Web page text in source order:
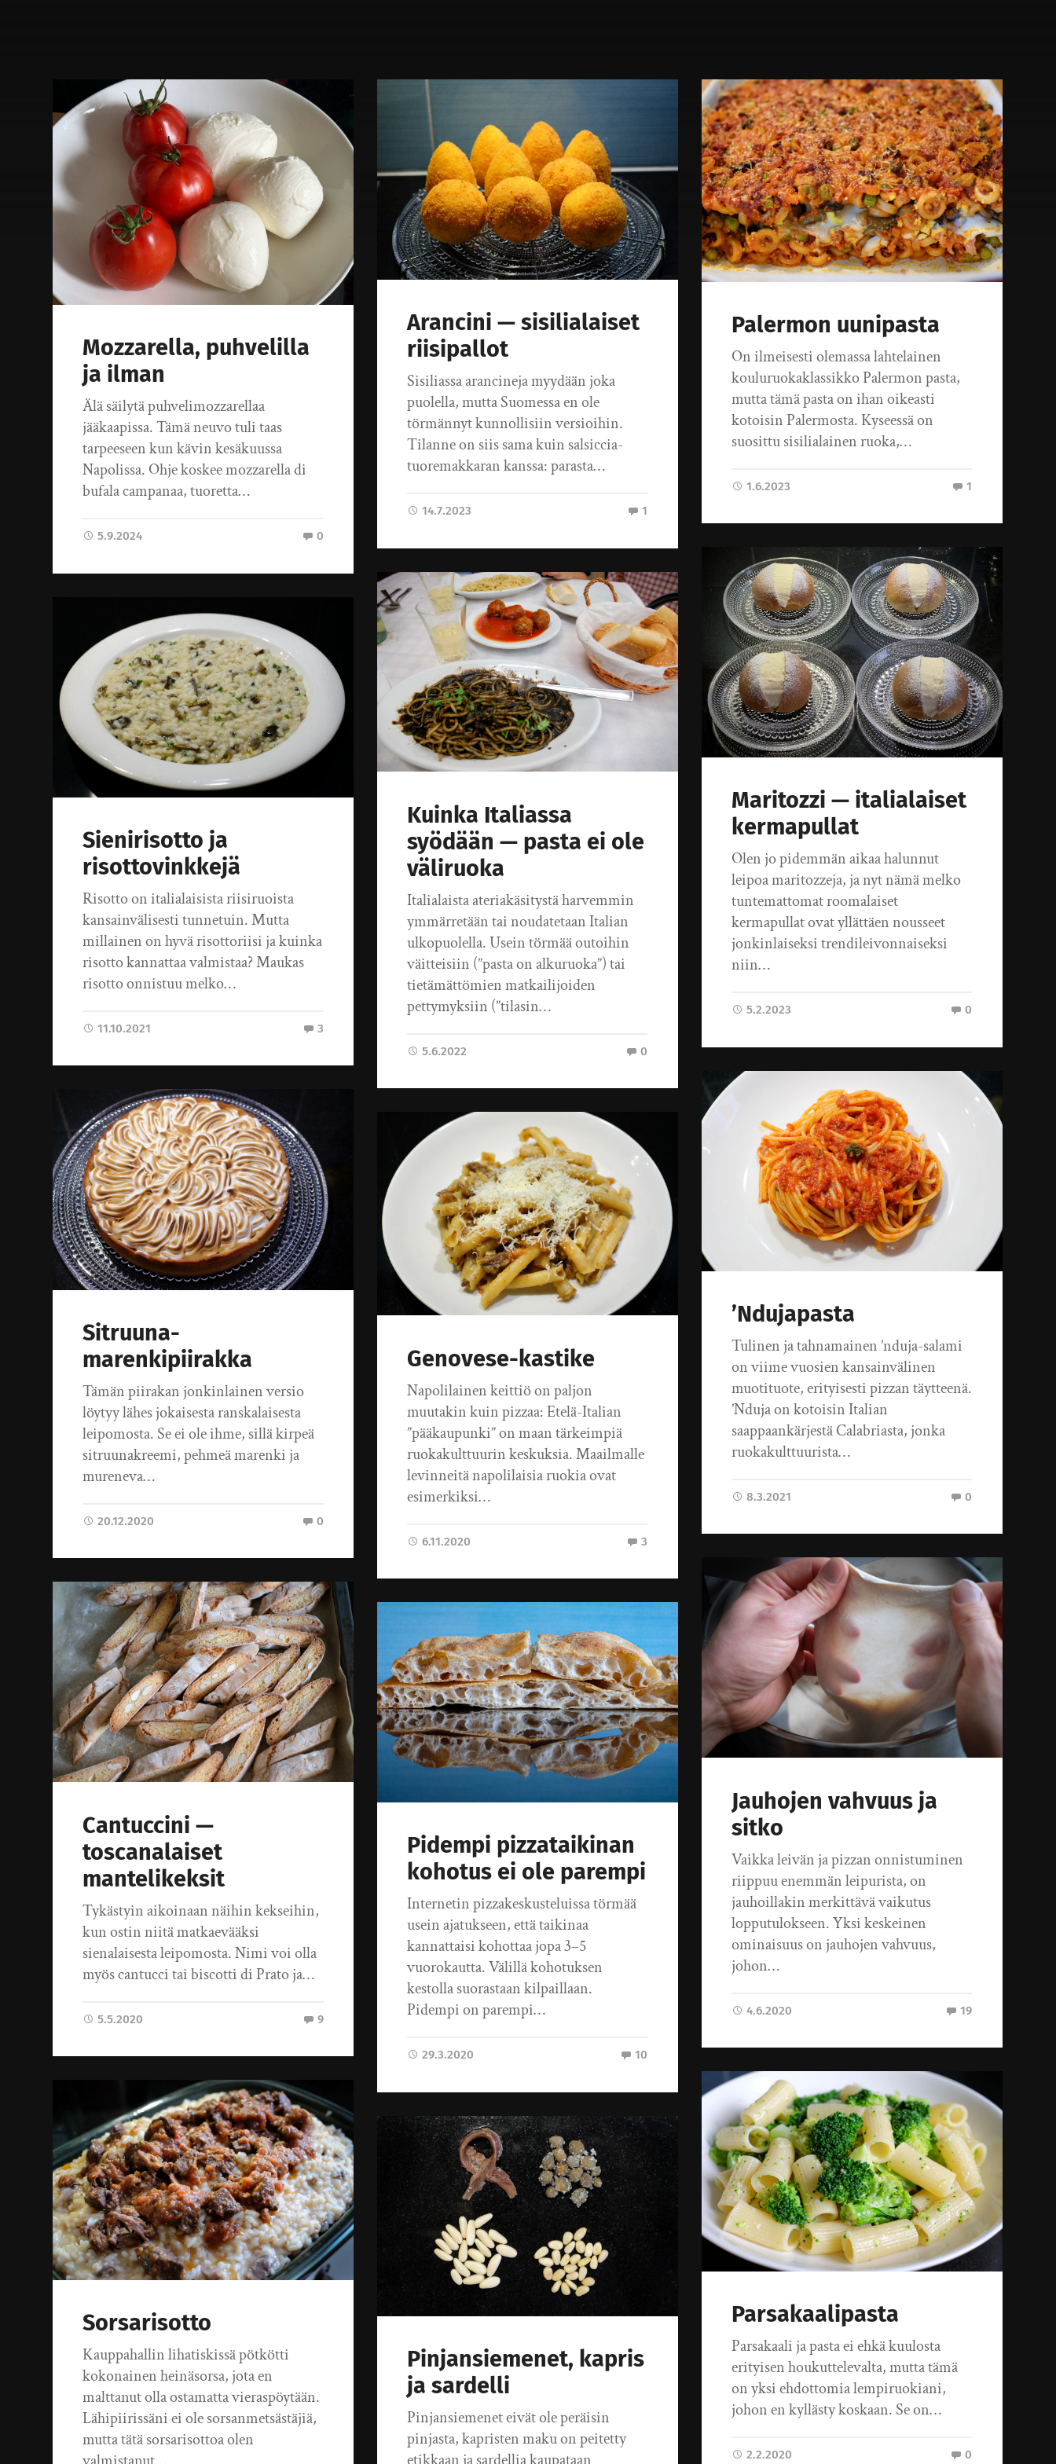
Mozzarella, puhvelilla
ja ilman
Älä säilytä puhvelimozzarellaa
jääkaapissa. Tämä neuvo tuli taas
tarpeeseen kun kävin kesäkuussa
Napolissa. Ohje koskee mozzarella di
bufala campanaa, tuoretta…
5.9.2024 0
Arancini — sisilialaiset
riisipallot
Sisiliassa arancineja myydään joka
puolella, mutta Suomessa en ole
törmännyt kunnollisiin versioihin.
Tilanne on siis sama kuin salsiccia-
tuoremakkaran kanssa: parasta…
14.7.2023 1
Palermon uunipasta
On ilmeisesti olemassa lahtelainen
kouluruokaklassikko Palermon pasta,
mutta tämä pasta on ihan oikeasti
kotoisin Palermosta. Kyseessä on
suosittu sisilialainen ruoka,…
1.6.2023 1
Maritozzi — italialaiset
kermapullat
Olen jo pidemmän aikaa halunnut
leipoa maritozzeja, ja nyt nämä melko
tuntemattomat roomalaiset
kermapullat ovat yllättäen nousseet
jonkinlaiseksi trendileivonnaiseksi
niin…
5.2.2023 0
Kuinka Italiassa
syödään — pasta ei ole
väliruoka
Italialaista ateriakäsitystä harvemmin
ymmärretään tai noudatetaan Italian
ulkopuolella. Usein törmää outoihin
väitteisiin (”pasta on alkuruoka”) tai
tietämättömien matkailijoiden
pettymyksiin (”tilasin…
5.6.2022 0
Sienirisotto ja
risottovinkkejä
Risotto on italialaisista riisiruoista
kansainvälisesti tunnetuin. Mutta
millainen on hyvä risottoriisi ja kuinka
risotto kannattaa valmistaa? Maukas
risotto onnistuu melko…
11.10.2021 3
’Ndujapasta
Tulinen ja tahnamainen ’nduja-salami
on viime vuosien kansainvälinen
muotituote, erityisesti pizzan täytteenä.
’Nduja on kotoisin Italian
saappaankärjestä Calabriasta, jonka
ruokakulttuurista…
8.3.2021 0
Sitruuna-
marenkipiirakka
Tämän piirakan jonkinlainen versio
löytyy lähes jokaisesta ranskalaisesta
leipomosta. Se ei ole ihme, sillä kirpeä
sitruunakreemi, pehmeä marenki ja
mureneva…
20.12.2020 0
Genovese-kastike
Napolilainen keittiö on paljon
muutakin kuin pizzaa: Etelä-Italian
”pääkaupunki” on maan tärkeimpiä
ruokakulttuurin keskuksia. Maailmalle
levinneitä napolilaisia ruokia ovat
esimerkiksi…
6.11.2020 3
Jauhojen vahvuus ja
sitko
Vaikka leivän ja pizzan onnistuminen
riippuu enemmän leipurista, on
jauhoillakin merkittävä vaikutus
lopputulokseen. Yksi keskeinen
ominaisuus on jauhojen vahvuus,
johon…
4.6.2020 19
Cantuccini —
toscanalaiset
mantelikeksit
Tykästyin aikoinaan näihin kekseihin,
kun ostin niitä matkaevääksi
sienalaisesta leipomosta. Nimi voi olla
myös cantucci tai biscotti di Prato ja…
5.5.2020 9
Pidempi pizzataikinan
kohotus ei ole parempi
Internetin pizzakeskusteluissa törmää
usein ajatukseen, että taikinaa
kannattaisi kohottaa jopa 3–5
vuorokautta. Välillä kohotuksen
kestolla suorastaan kilpaillaan.
Pidempi on parempi…
29.3.2020 10
Parsakaalipasta
Parsakaali ja pasta ei ehkä kuulosta
erityisen houkuttelevalta, mutta tämä
on yksi ehdottomia lempiruokiani,
johon en kyllästy koskaan. Se on…
2.2.2020 0
Sorsarisotto
Kauppahallin lihatiskissä pötkötti
kokonainen heinäsorsa, jota en
malttanut olla ostamatta vieraspöytään.
Lähipiirissäni ei ole sorsanmetsästäjiä,
mutta tätä sorsarisottoa olen
Pinjansiemenet, kapris
ja sardelli
Pinjansiemenet eivät ole peräisin
pinjasta, kapristen maku on peitetty